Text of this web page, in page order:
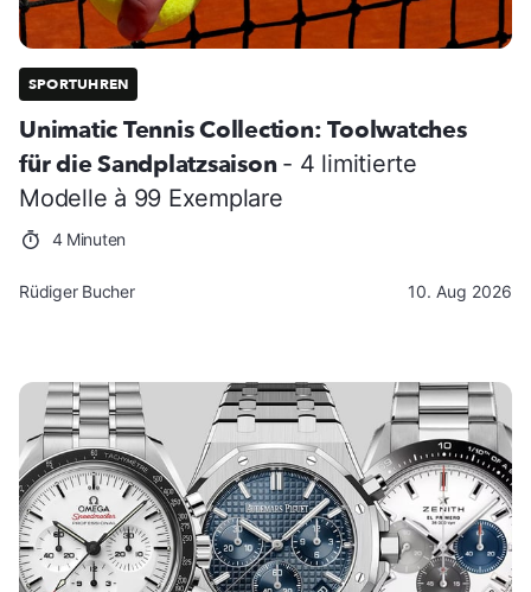
SPORTUHREN
Unimatic Tennis Collection: Toolwatches
für die Sandplatzsaison - 4 limitierte
Modelle à 99 Exemplare
4 Minuten
Rüdiger Bucher 10. Aug 2026